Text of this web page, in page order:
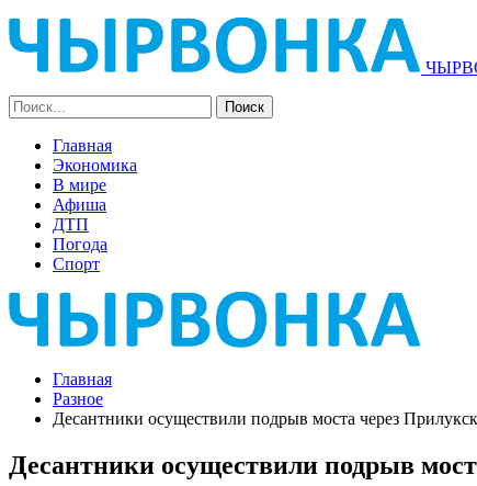
Главная
Экономика
В мире
Афиша
ДТП
Погода
Спорт
Главная
Разное
Десантники осуществили подрыв моста через
Десантники осуществили подрыв